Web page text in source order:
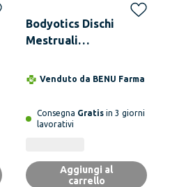
Bodyotics Dischi
Mestruali
Con Anello Estraibile
& Rosso
Venduto da BENU Farma
Consegna Gratis in 3 giorni
lavorativi
Aggiungi al
carrello